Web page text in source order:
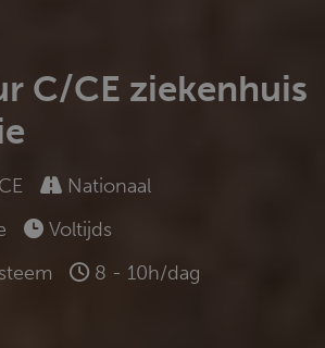
C/CE ziekenhuis
CE
Nationaal
Voltijds
8 - 10h/dag